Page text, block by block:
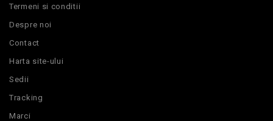
Termeni si conditii
Despre noi
Contact
Harta site-ului
Sedii
Tracking
Marci